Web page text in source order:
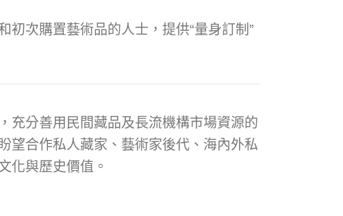
次購置藝術品的人士，提供“量身訂制”
充分善用民間藏品及長流機構市場資源的
望合作私人藏家、藝術家後代、海內外私
化與歷史價值。